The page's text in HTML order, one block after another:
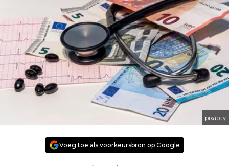
pixabay
Voeg toe als voorkeursbron op Google